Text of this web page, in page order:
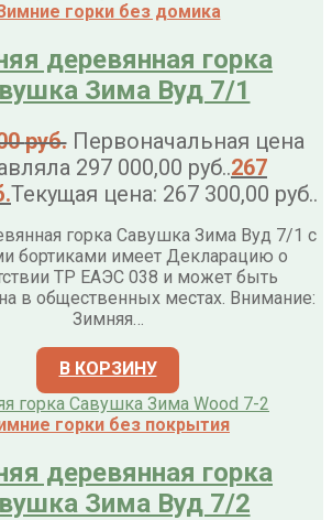
горки без домика
деревянная горка
Зима Вуд 7/1
руб. Первоначальная цена
297 000,00 руб..267
Текущая цена: 267 300,00 руб..
горка Савушка Зима Вуд 7/1 с
бортиками имеет Декларацию о
ТР ЕАЭС 038 и может быть
в общественных местах. Внимание:
Зимняя…
В КОРЗИНУ
горки без покрытия
деревянная горка
Зима Вуд 7/2